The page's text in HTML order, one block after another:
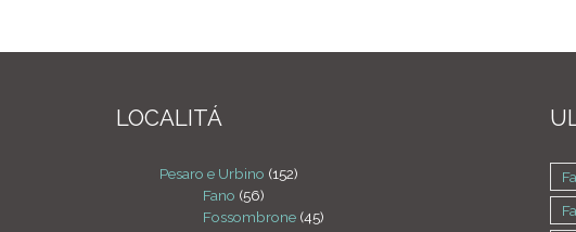
LOCALITÁ
Pesaro e Urbino (152)
Fano (56)
Fossombrone (45)